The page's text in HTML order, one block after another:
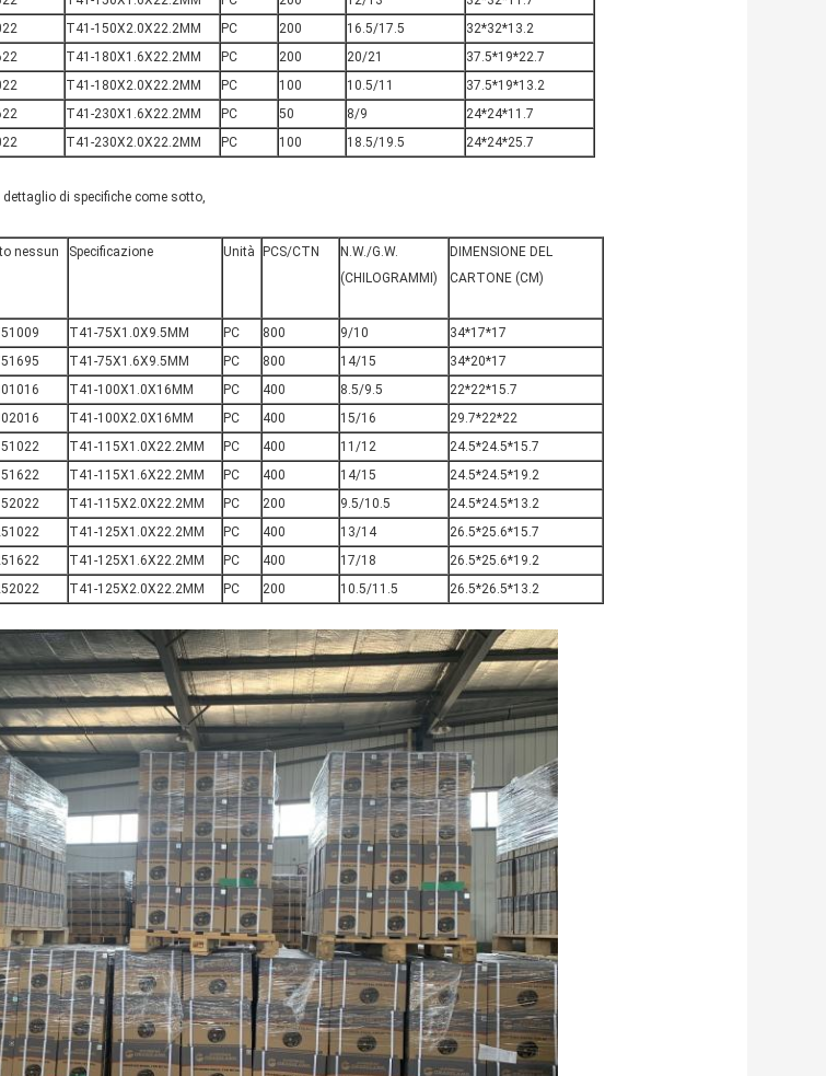
T41-150X2.0X22.2MM PC 200 16.5/17.5
32*32*13.2
T41-180X1.6X22.2MM PC 200 20/21
37.5*19*22.7
T41-180X2.0X22.2MM PC 100 10.5/11
37.5*19*13.2
T41-230X1.6X22.2MM PC 50 8/9
24*24*11.7
T41-230X2.0X22.2MM PC 100 18.5/19.5 24*24*25.7
di specifiche come sotto,
nessun Specificazione Unità PCS/CTN
N.W./G.W.
(CHILOGRAMMI)
DIMENSIONE DEL
CARTONE (CM)
T41-75X1.0X9.5MM PC 800 9/10
34*17*17
T41-75X1.6X9.5MM PC 800 14/15
34*20*17
T41-100X1.0X16MM PC 400 8.5/9.5
22*22*15.7
T41-100X2.0X16MM PC 400 15/16
29.7*22*22
T41-115X1.0X22.2MM PC 400 11/12
24.5*24.5*15.7
T41-115X1.6X22.2MM PC 400 14/15
24.5*24.5*19.2
T41-115X2.0X22.2MM PC 200 9.5/10.5
24.5*24.5*13.2
T41-125X1.0X22.2MM PC 400 13/14
26.5*25.6*15.7
T41-125X1.6X22.2MM PC 400 17/18
26.5*25.6*19.2
T41-125X2.0X22.2MM PC 200 10.5/11.5 26.5*26.5*13.2